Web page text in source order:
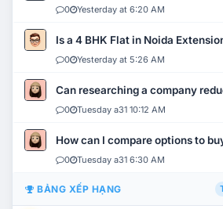
0 Yesterday at 6:20 AM
Is a 4 BHK Flat in Noida
0 Yesterday at 5:26 AM
Can researching a company
0 Tuesday a31 10:12 AM
How can I compare options to
0 Tuesday a31 6:30 AM
BẢNG XẾP HẠNG